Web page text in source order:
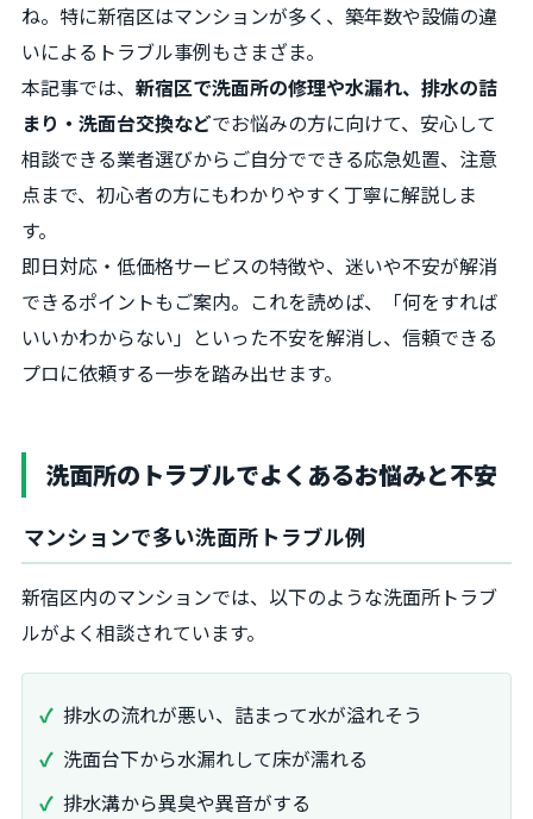
ね。特に新宿区はマンションが多く、築年数や設備の違
いによるトラブル事例もさまざま。
本記事では、 新宿区で洗面所の修理や水漏れ、排水の詰
まり・洗面台交換などでお悩みの方に向けて、安心して
相談できる業者選びからご自分でできる応急処置、注意
点まで、初心者の方にもわかりやすく丁寧に解説しま
す。
即日対応・低価格サービスの特徴や、迷いや不安が解消
できるポイントもご案内。これを読めば、「何をすれば
いいかわからない」といった不安を解消し、信頼できる
プロに依頼する一歩を踏み出せます。
洗面所のトラブルでよくあるお悩みと不安
マンションで多い洗面所トラブル例
新宿区内のマンションでは、以下のような洗面所トラブ
ルがよく相談されています。
排水の流れが悪い、詰まって水が溢れそう
洗面台下から水漏れして床が濡れる
排水溝から異臭や異音がする